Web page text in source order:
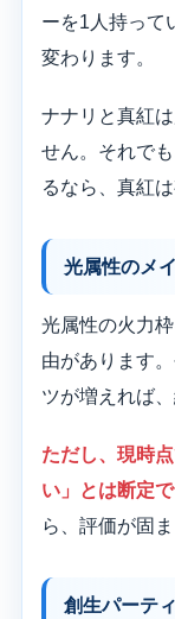
ーを1人持って
変わります。
ナナリと真紅
せん。それで
るなら、真紅
光属性のメ
光属性の火力
由があります
ツが増えれば
ただし、現時
い」とは断定で
ら、評価が固
創生パーテ